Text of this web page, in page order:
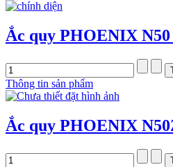
Ắc quy PHOENIX
Thông tin sản phẩm
Ắc quy PHOENIX